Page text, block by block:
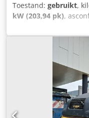
Toestand: gebruikt,
kW (203,94 pk),
Laadvermogen: 1.730
met Emal Jaweed
219 DH-4, Bouwjaar:
6.000 mm, Breedte:
Leeggewicht: 19.200
Motortype: Deutz
204 pk, Nominaal
800/60 R24 10.9,